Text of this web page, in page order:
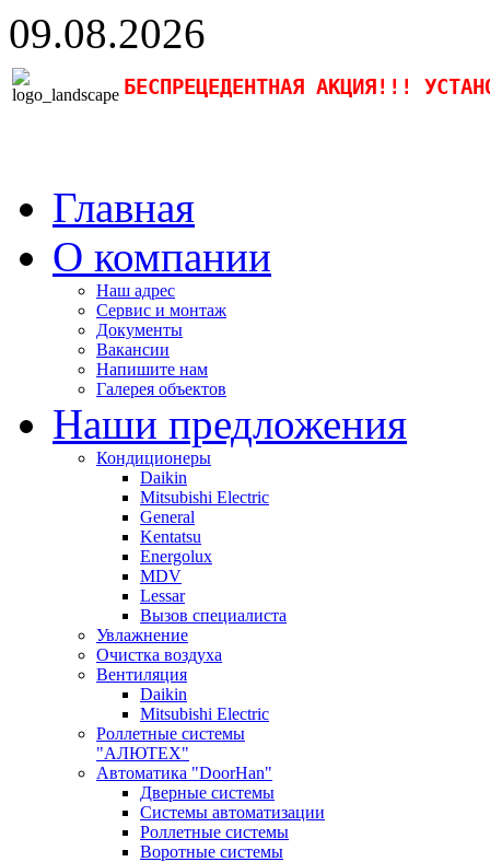
09.08.2026
БЕСПРЕЦЕДЕНТНАЯ АКЦИЯ!!!
Главная
О компании
Наш адрес
Сервис и монтаж
Документы
Вакансии
Напишите нам
Галерея объектов
Наши предложения
Кондиционеры
Daikin
Mitsubishi Electric
General
Kentatsu
Energolux
MDV
Lessar
Вызов специалиста
Увлажнение
Очистка воздуха
Вентиляция
Daikin
Mitsubishi Electric
Роллетные системы
"АЛЮТЕХ"
Автоматика "DoorHan"
Дверные системы
Системы автоматизации
Роллетные системы
Воротные системы